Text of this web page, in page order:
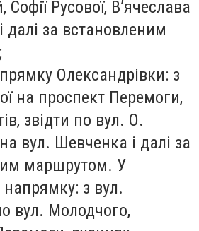
Софії Русової, В’ячеслава
далі за встановленим
Олександрівки: з
на проспект Перемоги,
звідти по вул. О.
вул. Шевченка і далі за
маршрутом. У
з вул.
вул. Молодчого,